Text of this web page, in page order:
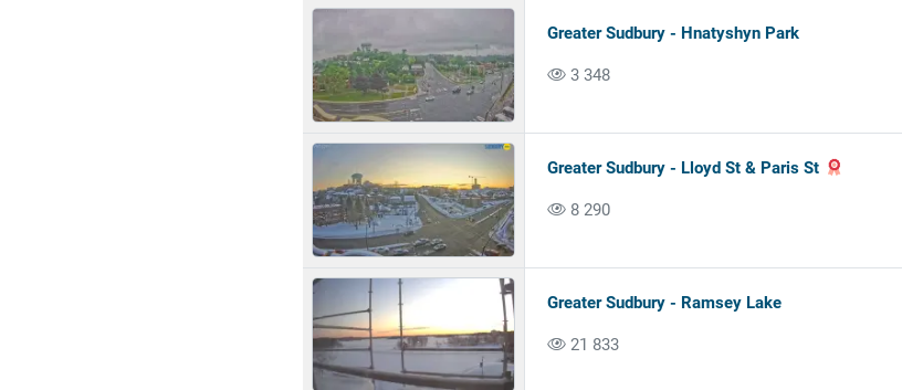
Greater Sudbury - Hnatyshyn Park
3 348
Greater Sudbury - Lloyd St & Paris St
8 290
Greater Sudbury - Ramsey Lake
21 833